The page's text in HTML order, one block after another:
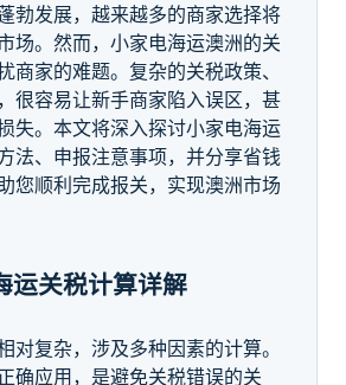
勃发展，越来越多的商家选择将
场。然而，小家电海运澳洲的关
商家的难题。复杂的关税政策、
很容易让新手商家陷入误区，甚
失。本文将深入探讨小家电海运
法、申报注意事项，并分享省钱
您顺利完成报关，实现澳洲市场
运关税计算详解
对复杂，涉及多种因素的计算。
确应用，是避免关税错误的关